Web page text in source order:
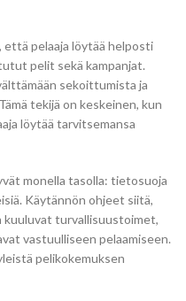
pelaaja löytää helposti
pelit sekä kampanjat.
sekoittumista ja
tekijä on keskeinen, kun
löytää tarvitsemansa
monella tasolla: tietosuoja
Käytännön ohjeet siitä,
turvallisuustoimet,
vastuulliseen pelaamiseen.
pelikokemuksen